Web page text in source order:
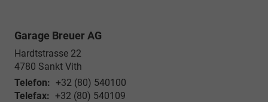
Garage Breuer AG
Hardtstrasse 22
4780 Sankt Vith
Telefon: +32 (80) 540100
Telefax: +32 (80) 540109